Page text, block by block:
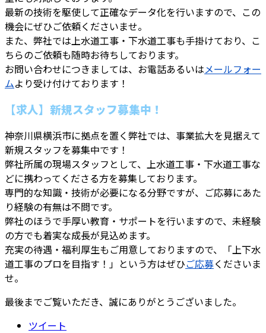
最新の技術を駆使して正確なデータ化を行いますので、この
機会にぜひご依頼くださいませ。
また、弊社では上水道工事・下水道工事も手掛けており、こ
ちらのご依頼も随時お待ちしております。
お問い合わせにつきましては、お電話あるいはメールフォー
ムより受け付けております！
【求人】新規スタッフ募集中！
神奈川県横浜市に拠点を置く弊社では、事業拡大を見据えて
新規スタッフを募集中です！
弊社所属の現場スタッフとして、上水道工事・下水道工事な
どに携わってくださる方を募集しております。
専門的な知識・技術が必要になる分野ですが、ご応募にあた
り経験の有無は不問です。
弊社のほうで手厚い教育・サポートを行いますので、未経験
の方でも着実な成長が見込めます。
充実の待遇・福利厚生もご用意しておりますので、「上下水
道工事のプロを目指す！」という方はぜひご応募くださいま
せ。
最後までご覧いただき、誠にありがとうございました。
ツイート